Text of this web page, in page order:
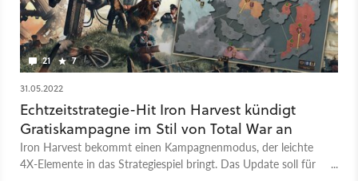
21 7
31.05.2022
Echtzeitstrategie-Hit Iron Harvest kündigt
Gratiskampagne im Stil von Total War an
Iron Harvest bekommt einen Kampagnenmodus, der leichte
4X-Elemente in das Strategiespiel bringt. Das Update soll für